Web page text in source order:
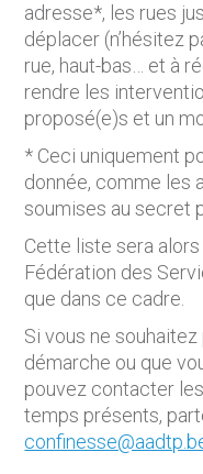
adresse*, les rues
déplacer (n’hésitez
rue, haut-bas… et à
rendre les
proposé(e)s et un
* Ceci uniquement
donnée, comme les
soumises au secret
Cette liste sera
Fédération des
que dans ce cadre.
Si vous ne
démarche ou que
pouvez contacter
temps présents,